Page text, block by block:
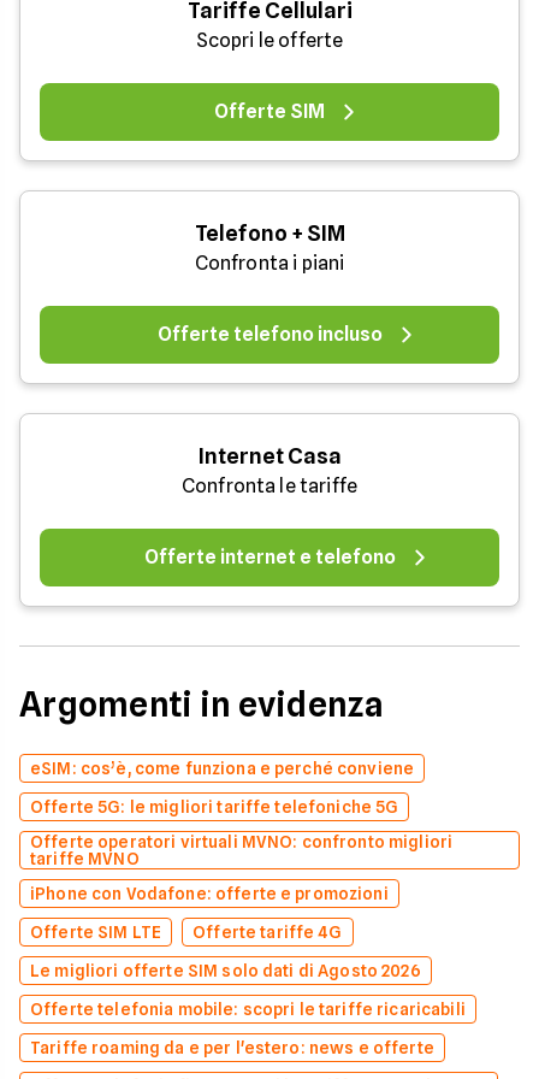
Tariffe Cellulari
Scopri le offerte
Offerte SIM
Telefono + SIM
Confronta i piani
Offerte telefono incluso
Internet Casa
Confronta le tariffe
Offerte internet e telefono
Argomenti in evidenza
eSIM: cos’è, come funziona e perché conviene
Offerte 5G: le migliori tariffe telefoniche 5G
Offerte operatori virtuali MVNO: confronto migliori
tariffe MVNO
iPhone con Vodafone: offerte e promozioni
Offerte SIM LTE
Offerte tariffe 4G
Le migliori offerte SIM solo dati di Agosto 2026
Offerte telefonia mobile: scopri le tariffe ricaricabili
Tariffe roaming da e per l'estero: news e offerte